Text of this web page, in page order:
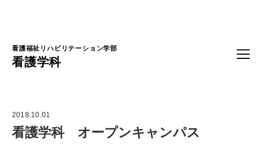
看護福祉リハビリテーション学部
看護学科
2018.10.01
看護学科 オープンキャンパス